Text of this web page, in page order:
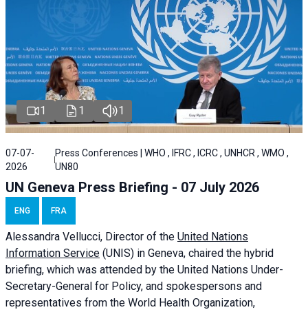
1 1 1
07-07-
2026
Press Conferences | WHO , IFRC , ICRC , UNHCR , WMO ,
UN80
UN Geneva Press Briefing - 07 July 2026
ENG FRA
Alessandra Vellucci, Director of the United Nations
Information Service (UNIS) in Geneva, chaired the hybrid
briefing, which was attended by the United Nations Under-
Secretary-General for Policy, and spokespersons and
representatives from the World Health Organization,